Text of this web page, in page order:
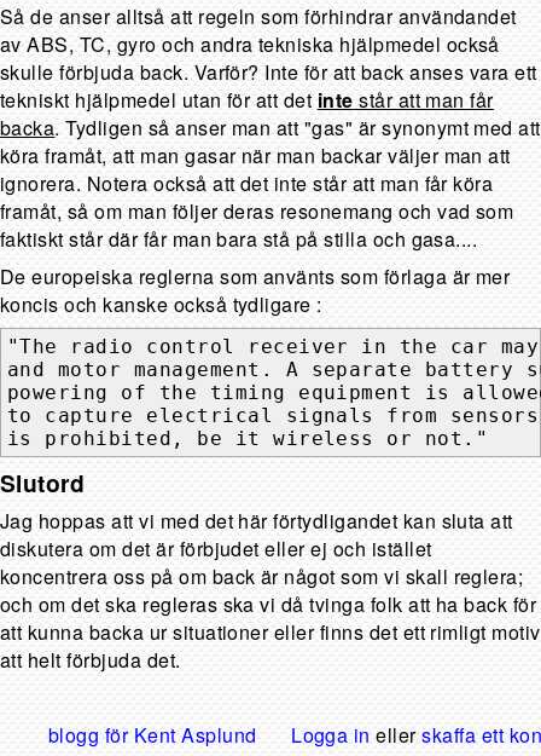
Så de anser alltså att regeln som förhindrar användandet
av ABS, TC, gyro och andra tekniska hjälpmedel också
skulle förbjuda back. Varför? Inte för att back anses vara ett
tekniskt hjälpmedel utan för att det inte står att man får
backa. Tydligen så anser man att "gas" är synonymt med att
köra framåt, att man gasar när man backar väljer man att
ignorera. Notera också att det inte står att man får köra
framåt, så om man följer deras resonemang och vad som
faktiskt står där får man bara stå på stilla och gasa....
De europeiska reglerna som använts som förlaga är mer
koncis och kanske också tydligare :
"The radio control receiver in the car
and motor management. A separate
powering of the timing equipment is
to capture electrical signals from
is prohibited, be it wireless or not."
Slutord
Jag hoppas att vi med det här förtydligandet kan sluta att
diskutera om det är förbjudet eller ej och istället
koncentrera oss på om back är något som vi skall reglera;
och om det ska regleras ska vi då tvinga folk att ha back för
att kunna backa ur situationer eller finns det ett rimligt motiv
att helt förbjuda det.
blogg för Kent Asplund Logga in ellerskaffa ett